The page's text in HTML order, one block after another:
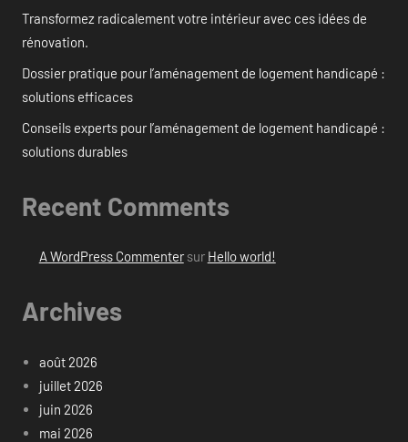
Transformez radicalement votre intérieur avec ces idées de
rénovation.
Dossier pratique pour l’aménagement de logement handicapé :
solutions efficaces
Conseils experts pour l’aménagement de logement handicapé :
solutions durables
Recent Comments
A WordPress Commentersur Hello world!
Archives
août 2026
juillet 2026
juin 2026
mai 2026